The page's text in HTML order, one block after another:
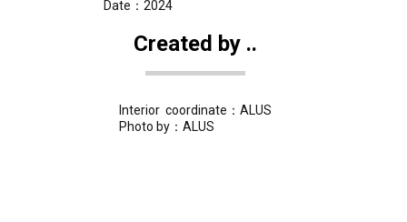
Date：2024
Created by ..
Interior coordinate：ALUS
Photo by：ALUS